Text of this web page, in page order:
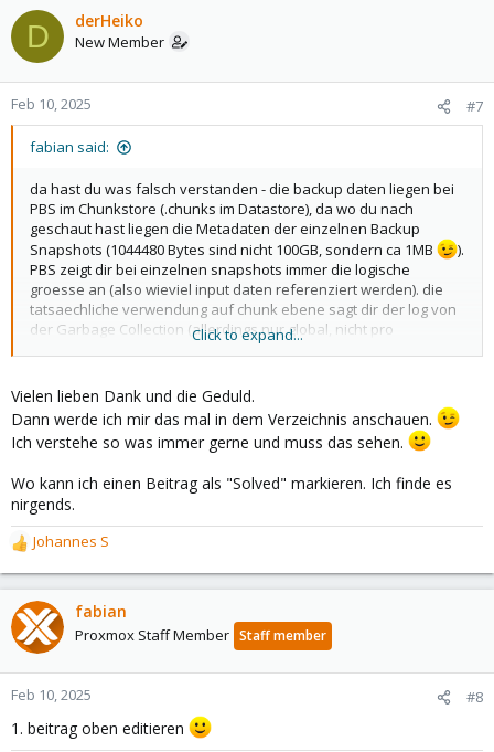
c
t
o
n
D derHeiko
New Member
Feb 10, 2025 #7
fabian said:
da hast du was falsch verstanden - die backup daten liegen bei
PBS im Chunkstore (.chunks im Datastore), da wo du nach
geschaut hast liegen die Metadaten der einzelnen Backup
Snapshots (1044480 Bytes sind nicht 100GB, sondern ca 1MB
).
PBS zeigt dir bei einzelnen snapshots immer die logische
groesse an (also wieviel input daten referenziert werden). die
tatsaechliche verwendung auf chunk ebene sagt dir der log von
der Garbage Collection (allerdings nur global, nicht pro
snapshot/group), wieviel uebertragen wurde der log vom backup
Click to expand...
Vielen lieben Dank und die Geduld.
Dann werde ich mir das mal in dem Verzeichnis anschauen.
Ich verstehe so was immer gerne und muss das sehen.
Wo kann ich einen Beitrag als "Solved" markieren. Ich finde es
nirgends.
R
e
a
c
t
o
n
:
Johannes S
fabian
Proxmox Staff Member Staff member
Feb 10, 2025 #8
1. beitrag oben editieren